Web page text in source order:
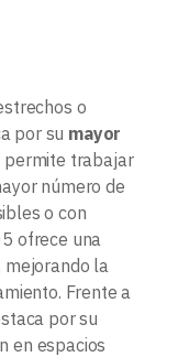
o
por su mayor
permite trabajar
número de
o con
ofrece una
la
Frente a
por su
en espacios